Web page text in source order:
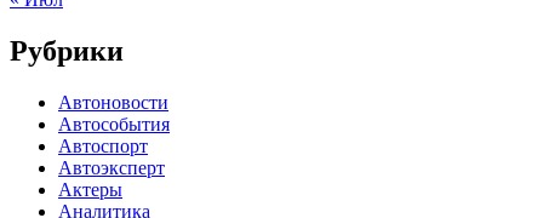
Рубрики
Автоновости
Автособытия
Автоспорт
Автоэксперт
Актеры
Аналитика